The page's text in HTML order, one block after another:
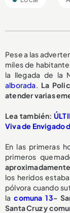
Pese a las
miles de
la llegada de la
alborada. La
atender varias
Lea también:
Viva de Envigado
En las primeras
primeros
los heridos
pólvora cuando
la comuna 13-
Santa Cruz y